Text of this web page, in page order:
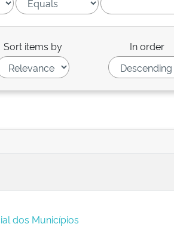
Sort items by In order
dos Municípios